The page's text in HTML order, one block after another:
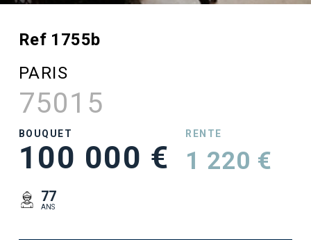
Ref 1755b
PARIS
75015
BOUQUET
100 000 €
RENTE
1 220 €
77
ANS